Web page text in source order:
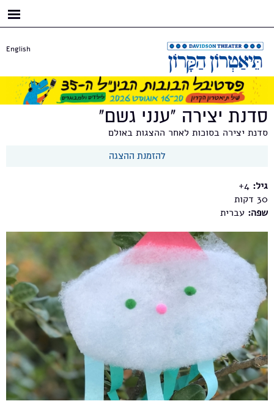
English
סדנת יצירה "ענני גשם"
סדנת יצירה בסוכות לאחר ההצגות באולם
להזמנת ההצגה
גיל: 4+
30
שפה: עברית